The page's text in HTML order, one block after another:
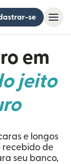
se
em
jeito
e longos
recebido de
seu banco,